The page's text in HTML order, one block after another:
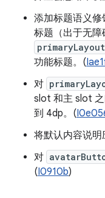
添加标题语义
标题（出于无
primaryLayout
功能标题。(
对
slot 和主 slot
到 4dp。(
将默认内容说明
对
(I0910b)